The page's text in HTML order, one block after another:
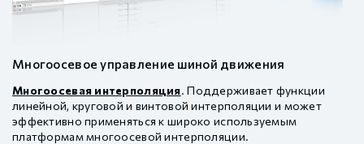
Многоосевое управление шиной движения
Многоосевая интерполяция. Поддерживает функции
линейной, круговой и винтовой интерполяции и может
эффективно применяться к широко используемым
платформам многоосевой интерполяции.